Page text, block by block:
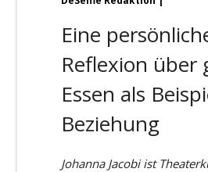
Eine
Reflexion über
Essen als
Beziehung
Johanna Jacobi ist